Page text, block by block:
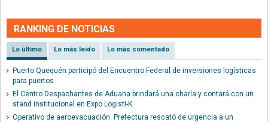
RANKING DE NOTICIAS
Lo último Lo más leído Lo más comentado
Puerto Quequén participó del Encuentro Federal de inversiones logísticas
para puertos
El Centro Despachantes de Aduana brindará una charla y contará con un
stand institucional en Expo Logisti-K
Operativo de aeroevacuación: Prefectura rescató de urgencia a un